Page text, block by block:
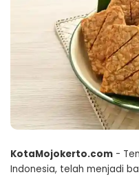
KotaMojokerto.com -
Indonesia, telah menjadi